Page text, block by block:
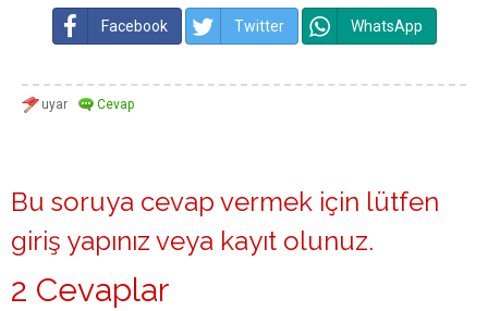
Facebook Twitter WhatsApp
Bu soruya cevap vermek için lütfen
giriş yapınız veya kayıt olunuz.
2 Cevaplar